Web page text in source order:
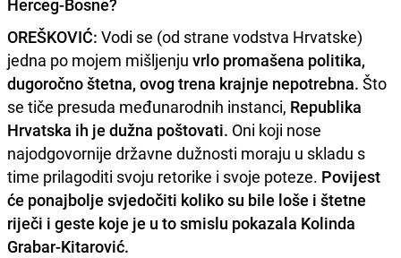
OREŠKOVIĆ: Vodi se (od strane vodstva Hrvatske)
jedna po mojem mišljenju vrlo promašena politika,
dugoročno štetna, ovog trena krajnje nepotrebna. Što
se tiče presuda međunarodnih instanci, Republika
Hrvatska ih je dužna poštovati. Oni koji nose
najodgovornije državne dužnosti moraju u skladu s
time prilagoditi svoju retorike i svoje poteze. Povijest
će ponajbolje svjedočiti koliko su bile loše i štetne
riječi i geste koje je u to smislu pokazala Kolinda
Grabar-Kitarović.